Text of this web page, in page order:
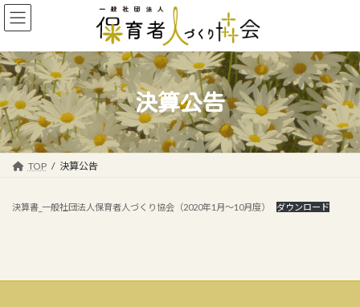
コ
ン
ン
ツ
へ
ス
キ
ッ
プ
ナ
ビ
ー
シ
ョ
ン
に
移
動
決算公告
TOP 決算公告
決算書_一般社団法人保育者人づくり協会（2020年1月～10月度） ダウンロード